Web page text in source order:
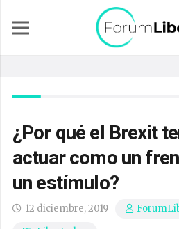
¿Por qué el Brexit
actuar como un
un estímulo?
12 diciembre, 2019